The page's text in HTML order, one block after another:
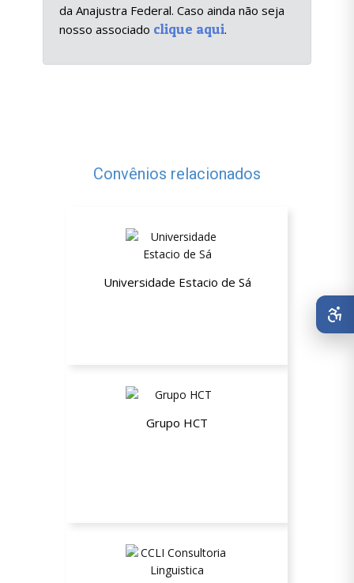
da Anajustra Federal. Caso ainda não seja
nosso associado clique aqui.
Convênios relacionados
Universidade Estacio de Sá
Grupo HCT